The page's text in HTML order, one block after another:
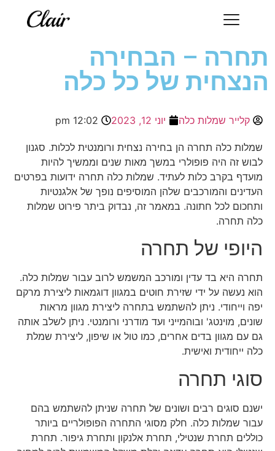
תחרה – הבחירה
הנצחית של כל כלה
קלייר שמלות כלה יוני 12, 2023 12:02 pm
שמלות כלה תחרה הן בחירה נצחית ורומנטית לכלות. סגנון
לבוש זה היה פופולרי במשך מאות שנים וממשיך להיות
מועדף בקרב כלות לעתיד. שמלות כלה תחרה ידועות בפרטים
העדינים והמורכבים שלהן המוסיפים נופך של אלגנטיות
ותחכום לכל חתונה. במאמר זה, נבדוק ביתר פירוט שמלות
כלה תחרה.
היופי של תחרה
תחרה היא בד עדין ומורכב המשמש לרוב עבור שמלות כלה.
הוא נעשה על ידי שזירת חוטים במגוון דוגמאות ליצירת מרקם
יפה וייחודי. ניתן להשתמש בתחרה ליצירת מגוון מראות
שונים, מוינטג' ובוהמייני ועד מודרני ורומנטי. ניתן לשלב אותה
גם עם מגוון בדים אחרים, כמו טול או שיפון, ליצירת שמלת
כלה ייחודית ואישית.
סוגי תחרה
ישנם סוגים רבים ושונים של תחרה שניתן להשתמש בהם
עבור שמלות כלה. חלק מסוגי התחרה הפופולריים ביותר
כוללים תחרת שנטילי, תחרת אלנקון ותחרת גיפור. תחרת